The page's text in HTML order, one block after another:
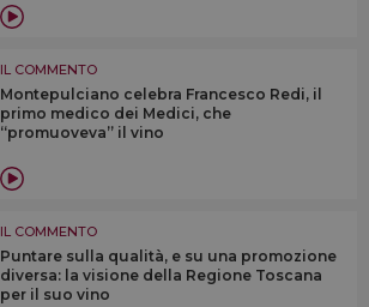
IL COMMENTO
Montepulciano celebra Francesco Redi, il
primo medico dei Medici, che
“promuoveva” il vino
IL COMMENTO
Puntare sulla qualità, e su una promozione
diversa: la visione della Regione Toscana
per il suo vino